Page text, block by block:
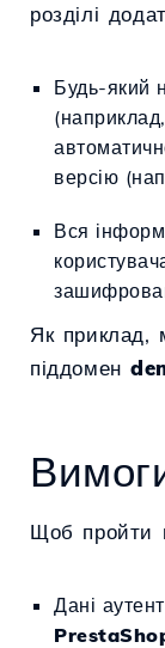
розділі
Будь-який
версію
Вся
Як приклад,
піддомен
Щоб пройти
Дані